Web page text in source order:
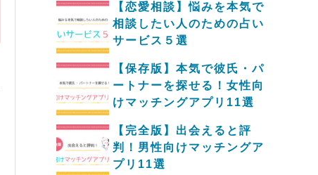
【恋愛相談】悩みを本気で
相談したい人のための占い
サービス５選
【保存版】本気で彼氏・パ
ートナーを探せる！女性向
けマッチングアプリ11選
【完全版】出会えると評
判！男性向けマッチングア
プリ11選